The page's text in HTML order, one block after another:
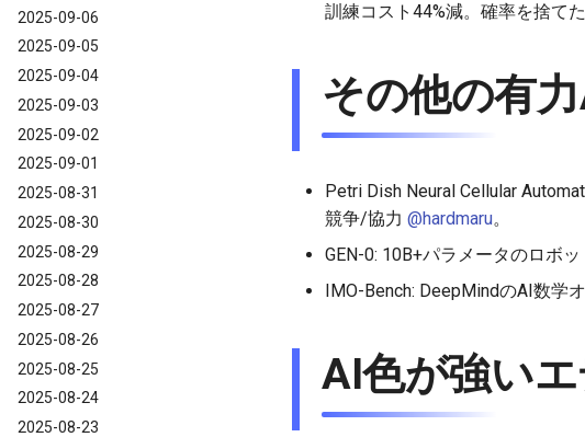
2025-09-06
2025-09-05
2025-09-04
2025-09-03
2025-09-02
2025-09-01
2025-08-31
2025-08-30
2025-08-29
2025-08-28
2025-08-27
2025-08-26
2025-08-25
2025-08-24
2025-08-23
訓練コスト44%減。確率を捨て
その他の有
Petri Dish Neural Cellular
競争/協力 @hardmaru。
GEN-0: 10B+パラメータのロボ
IMO-Bench: DeepMindのAI数学
AI色が強い